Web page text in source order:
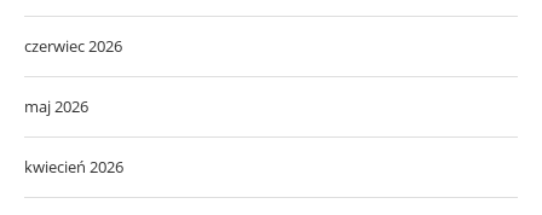
czerwiec 2026
maj 2026
kwiecień 2026